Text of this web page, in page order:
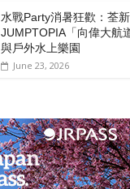
水戰Party消暑狂歡：荃新
JUMPTOPIA「向偉大航
與戶外水上樂園
June 23, 2026